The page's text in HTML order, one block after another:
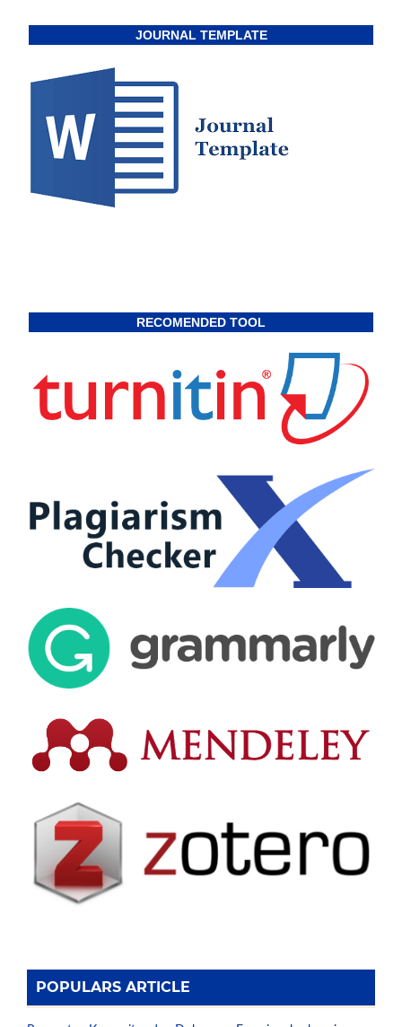
JOURNAL TEMPLATE
RECOMENDED TOOL
POPULARS ARTICLE